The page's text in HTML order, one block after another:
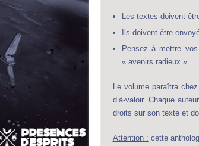
Les textes doivent
Ils doivent être
Pensez à mettre
« avenirs radieux ».
Le volume paraîtra
d’à-valoir. Chaque
droits sur son texte et
Attention : cette